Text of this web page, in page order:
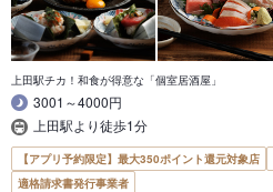
上田駅チカ！和食が得意な「個室居酒屋」
3001～4000円
上田駅より徒歩1分
【アプリ予約限定】最大350ポイント還元対象店
適格請求書発行事業者